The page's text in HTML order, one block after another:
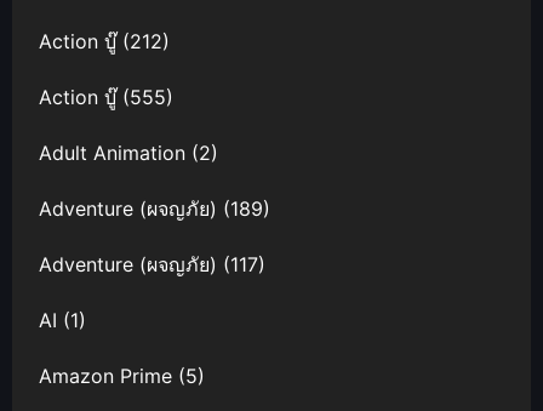
Action บู๊(212)
Action บู๊(555)
Adult Animation (2)
Adventure (ผจญภัย) (189)
Adventure (ผจญภัย) (117)
AI (1)
Amazon Prime (5)